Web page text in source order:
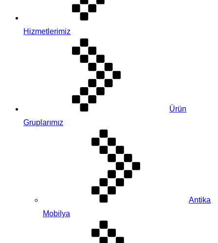
Hizmetlerimiz
Ürün
Gruplarımız
Antika
Mobilya